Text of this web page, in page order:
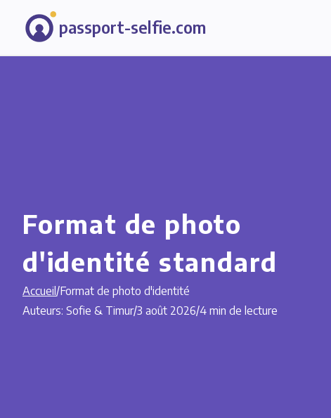
passport-selfie.com
Format de photo
d'identité standard
Accueil/Format de photo d'identité
Auteurs: Sofie & Timur/3 août 2026/4 min de lecture